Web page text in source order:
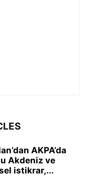
AKPA’da
Akdeniz ve
istikrar,...